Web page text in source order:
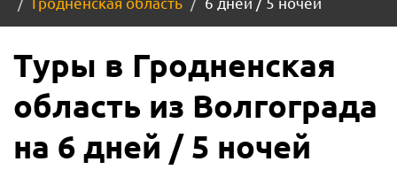
Туры в Гродненская
область из Волгограда
на 6 дней / 5 ночей